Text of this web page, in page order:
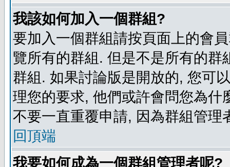
我該如何加入一個群組?
要加入一個群組請按頁面上的會
覽所有的群組. 但是不是所有的
群組. 如果討論版是開放的, 您可
理您的要求, 他們或許會問您為
不要一直重覆申請, 因為群組管理
回頂端
我要如何成為一個群組管理者呢?